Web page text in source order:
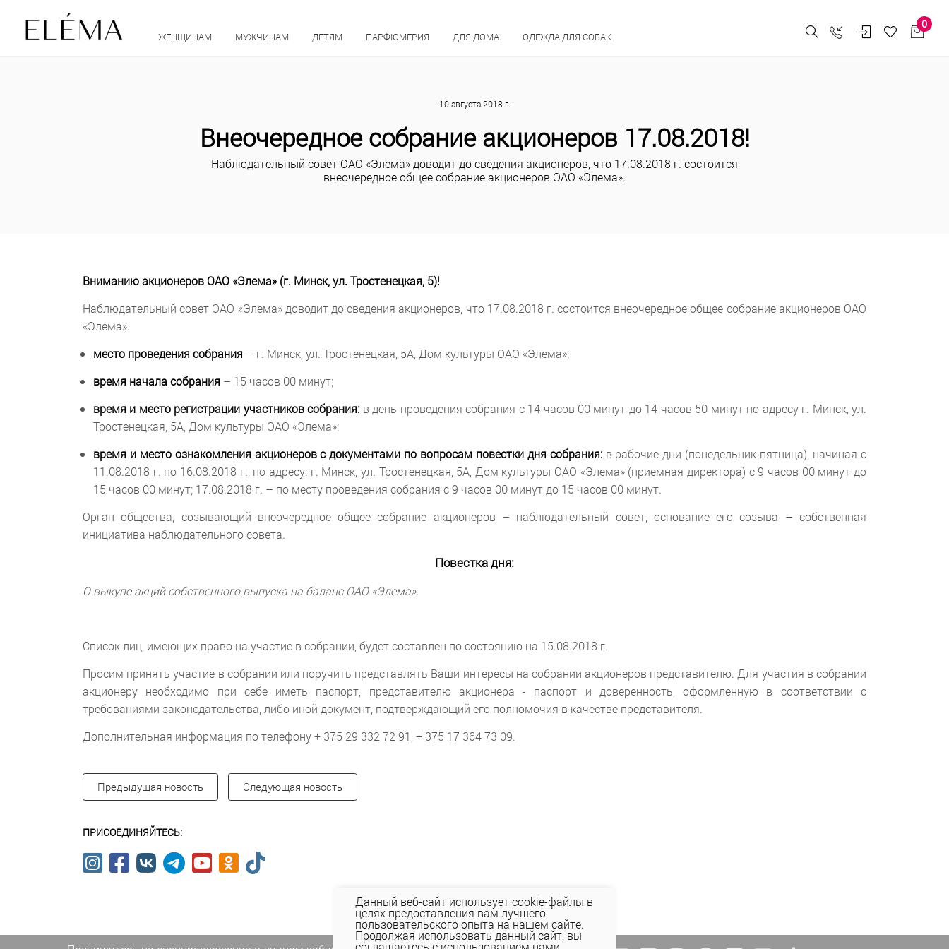
ЖЕНЩИНАМ МУЖЧИНАМ ДЕТЯМ ПАРФЮМЕРИЯ ДЛЯ ДОМА ОДЕЖДА ДЛЯ СОБАК
0
10 августа 2018 г.
Внеочередное собрание акционеров 17.08.2018!
Наблюдательный совет ОАО «Элема» доводит до сведения акционеров, что 17.08.2018 г. состоится
внеочередное общее собрание акционеров ОАО «Элема».
Вниманию акционеров ОАО «Элема» (г. Минск, ул. Тростенецкая, 5)!
Наблюдательный совет ОАО «Элема» доводит до сведения акционеров, что 17.08.2018 г. состоится внеочередное общее собрание акционеров ОАО
«Элема».
место проведения собрания – г. Минск, ул. Тростенецкая, 5А, Дом культуры ОАО «Элема»;
время начала собрания – 15 часов 00 минут;
время и место регистрации участников собрания: в день проведения собрания с 14 часов 00 минут до 14 часов 50 минут по адресу г. Минск, ул.
Тростенецкая, 5А, Дом культуры ОАО «Элема»;
время и место ознакомления акционеров с документами по вопросам повестки дня собрания:в рабочие дни (понедельник-пятница), начиная с
11.08.2018 г. по 16.08.2018 г., по адресу: г. Минск, ул. Тростенецкая, 5А, Дом культуры ОАО «Элема» (приемная директора) с 9 часов 00 минут до
15 часов 00 минут; 17.08.2018 г. – по месту проведения собрания с 9 часов 00 минут до 15 часов 00 минут.
Орган общества, созывающий внеочередное общее собрание акционеров – наблюдательный совет, основание его созыва – собственная
инициатива наблюдательного совета.
Повестка дня:
О выкупе акций собственного выпуска на баланс ОАО «Элема».
Список лиц, имеющих право на участие в собрании, будет составлен по состоянию на 15.08.2018 г.
Просим принять участие в собрании или поручить представлять Ваши интересы на собрании акционеров представителю. Для участия в собрании
акционеру необходимо при себе иметь паспорт, представителю акционера - паспорт и доверенность, оформленную в соответствии с
требованиями законодательства, либо иной документ, подтверждающий его полномочия в качестве представителя.
Дополнительная информация по телефону + 375 29 332 72 91, + 375 17 364 73 09.
Предыдущая новость Следующая новость
ПРИСОЕДИНЯЙТЕСЬ:
Данный веб-сайт использует cookie-файлы в
целях предоставления вам лучшего
пользовательского опыта на нашем сайте.
Продолжая использовать данный сайт, вы